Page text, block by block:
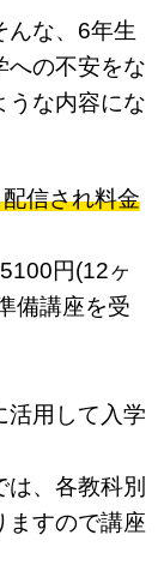
んな、6年生
への不安をな
うな内容にな
信され料金
円(12ヶ
備講座を受
活用して入学
は、各教科別
ますので講座